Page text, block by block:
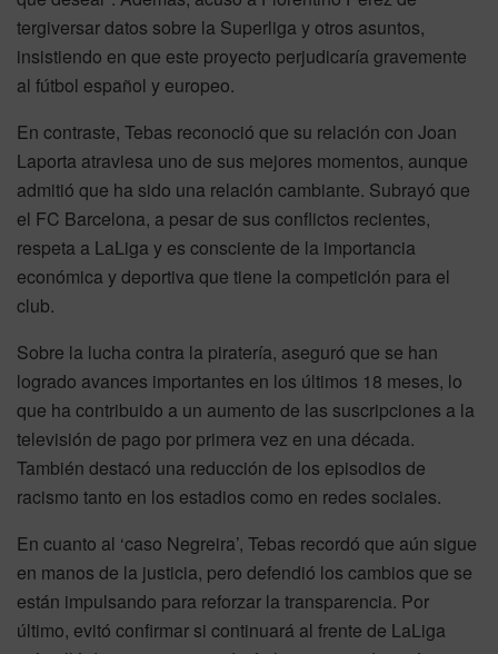
tergiversar datos sobre la Superliga y otros asuntos,
insistiendo en que este proyecto perjudicaría gravemente
al fútbol español y europeo.
En contraste, Tebas reconoció que su relación con Joan
Laporta atraviesa uno de sus mejores momentos, aunque
admitió que ha sido una relación cambiante. Subrayó que
el FC Barcelona, a pesar de sus conflictos recientes,
respeta a LaLiga y es consciente de la importancia
económica y deportiva que tiene la competición para el
club.
Sobre la lucha contra la piratería, aseguró que se han
logrado avances importantes en los últimos 18 meses, lo
que ha contribuido a un aumento de las suscripciones a la
televisión de pago por primera vez en una década.
También destacó una reducción de los episodios de
racismo tanto en los estadios como en redes sociales.
En cuanto al ‘caso Negreira’, Tebas recordó que aún sigue
en manos de la justicia, pero defendió los cambios que se
están impulsando para reforzar la transparencia. Por
último, evitó confirmar si continuará al frente de LaLiga